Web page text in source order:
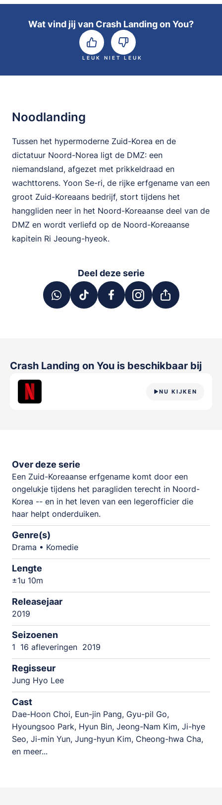
Wat vind jij van Crash Landing on You?
LEUK NIET LEUK
Noodlanding
Tussen het hypermoderne Zuid-Korea en de
dictatuur Noord-Norea ligt de DMZ: een
niemandsland, afgezet met prikkeldraad en
wachttorens. Yoon Se-ri, de rijke erfgename van een
groot Zuid-Koreaans bedrijf, stort tijdens het
hanggliden neer in het Noord-Koreaanse deel van de
DMZ en wordt verliefd op de Noord-Koreaanse
kapitein Ri Jeoung-hyeok.
Deel deze serie
Crash Landing on You is beschikbaar bij
NU KIJKEN
Over deze serie
Een Zuid-Koreaanse erfgename komt door een
ongelukje tijdens het paragliden terecht in Noord-
Korea -- en in het leven van een legerofficier die
haar helpt onderduiken.
Genre(s)
Drama • Komedie
Lengte
±1u 10m
Releasejaar
2019
Seizoenen
1 16 afleveringen 2019
Regisseur
Jung Hyo Lee
Cast
Dae-Hoon Choi, Eun-jin Pang, Gyu-pil Go,
Hyoungsoo Park, Hyun Bin, Jeong-Nam Kim, Ji-hye
Seo, Ji-min Yun, Jung-hyun Kim, Cheong-hwa Cha,
en meer...